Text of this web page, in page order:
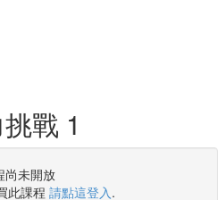
戰 1
尚未開放
此課程 請點這登入.